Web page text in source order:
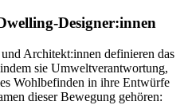
Designer:innen
Architekt:innen definieren das
sie Umweltverantwortung,
Wohlbefinden in ihre Entwürfe
dieser Bewegung gehören: